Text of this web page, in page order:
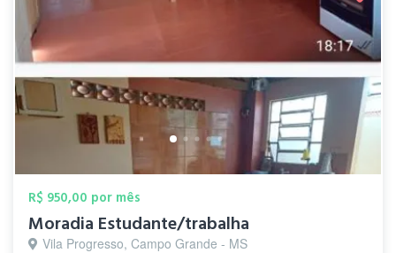
R$ 950,00 por mês
Moradia Estudante/trabalha
Vila Progresso, Campo Grande - MS